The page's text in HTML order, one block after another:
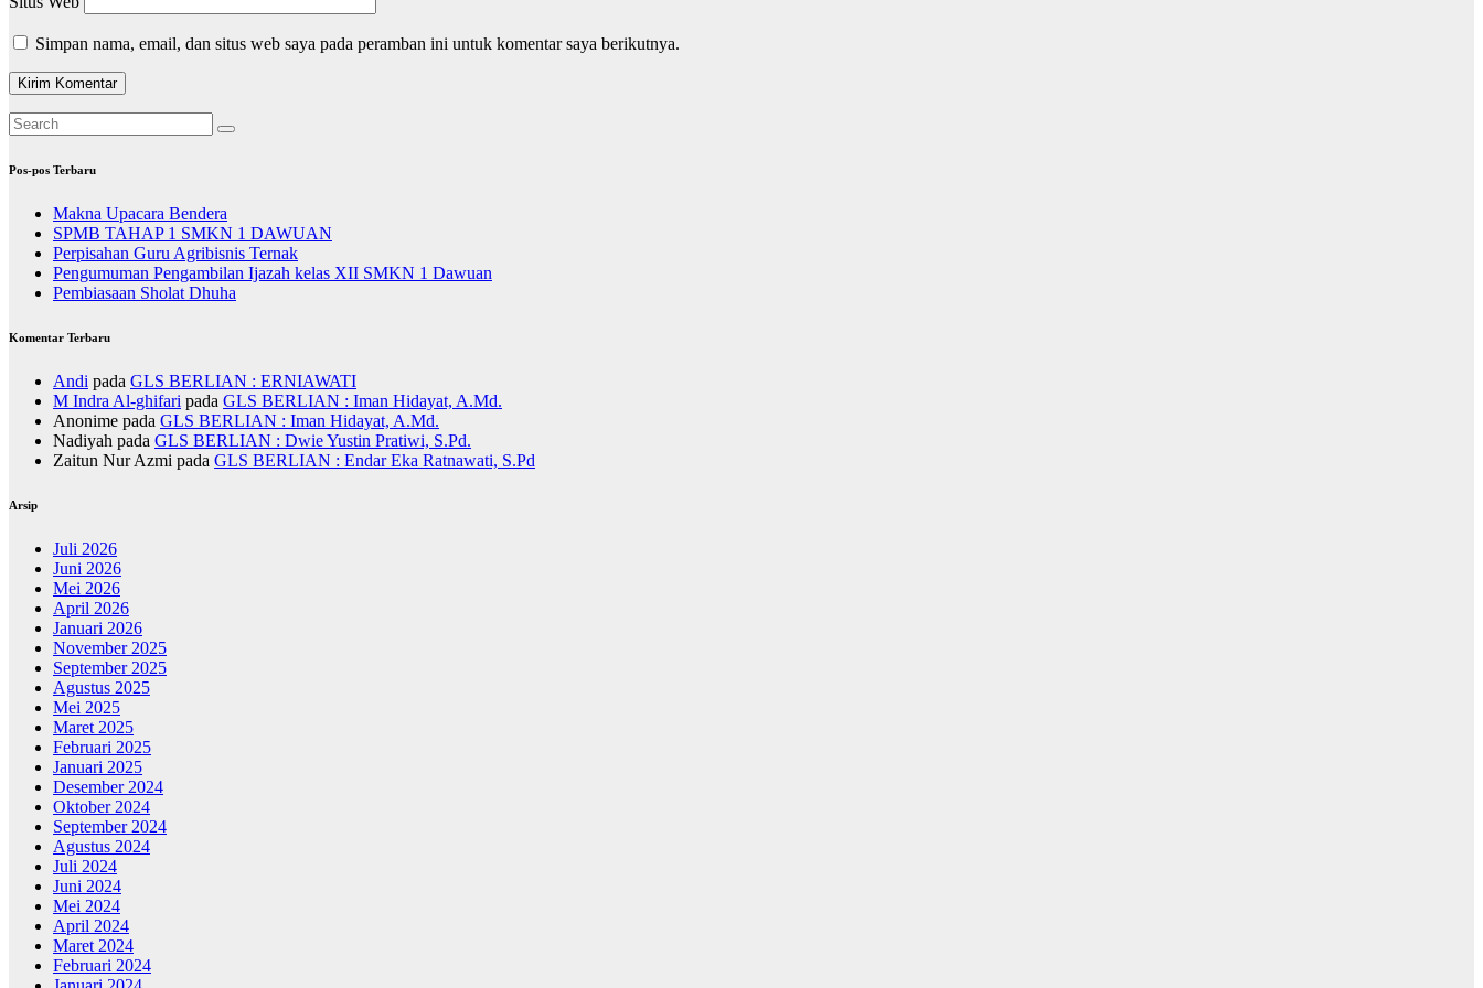
Simpan nama, email, dan situs web saya pada peramban ini untuk komentar saya berikutnya.
Pos-pos Terbaru
Makna Upacara Bendera
SPMB TAHAP 1 SMKN 1 DAWUAN
Perpisahan Guru Agribisnis Ternak
Pengumuman Pengambilan Ijazah kelas XII SMKN 1 Dawuan
Pembiasaan Sholat Dhuha
Komentar Terbaru
Andi pada GLS BERLIAN : ERNIAWATI
M Indra Al-ghifari pada GLS BERLIAN : Iman Hidayat, A.Md.
Anonime pada GLS BERLIAN : Iman Hidayat, A.Md.
Nadiyah pada GLS BERLIAN : Dwie Yustin Pratiwi, S.Pd.
Zaitun Nur Azmi pada GLS BERLIAN : Endar Eka Ratnawati, S.Pd
Arsip
Juli 2026
Juni 2026
Mei 2026
April 2026
Januari 2026
November 2025
September 2025
Agustus 2025
Mei 2025
Maret 2025
Februari 2025
Januari 2025
Desember 2024
Oktober 2024
September 2024
Agustus 2024
Juli 2024
Juni 2024
Mei 2024
April 2024
Maret 2024
Februari 2024